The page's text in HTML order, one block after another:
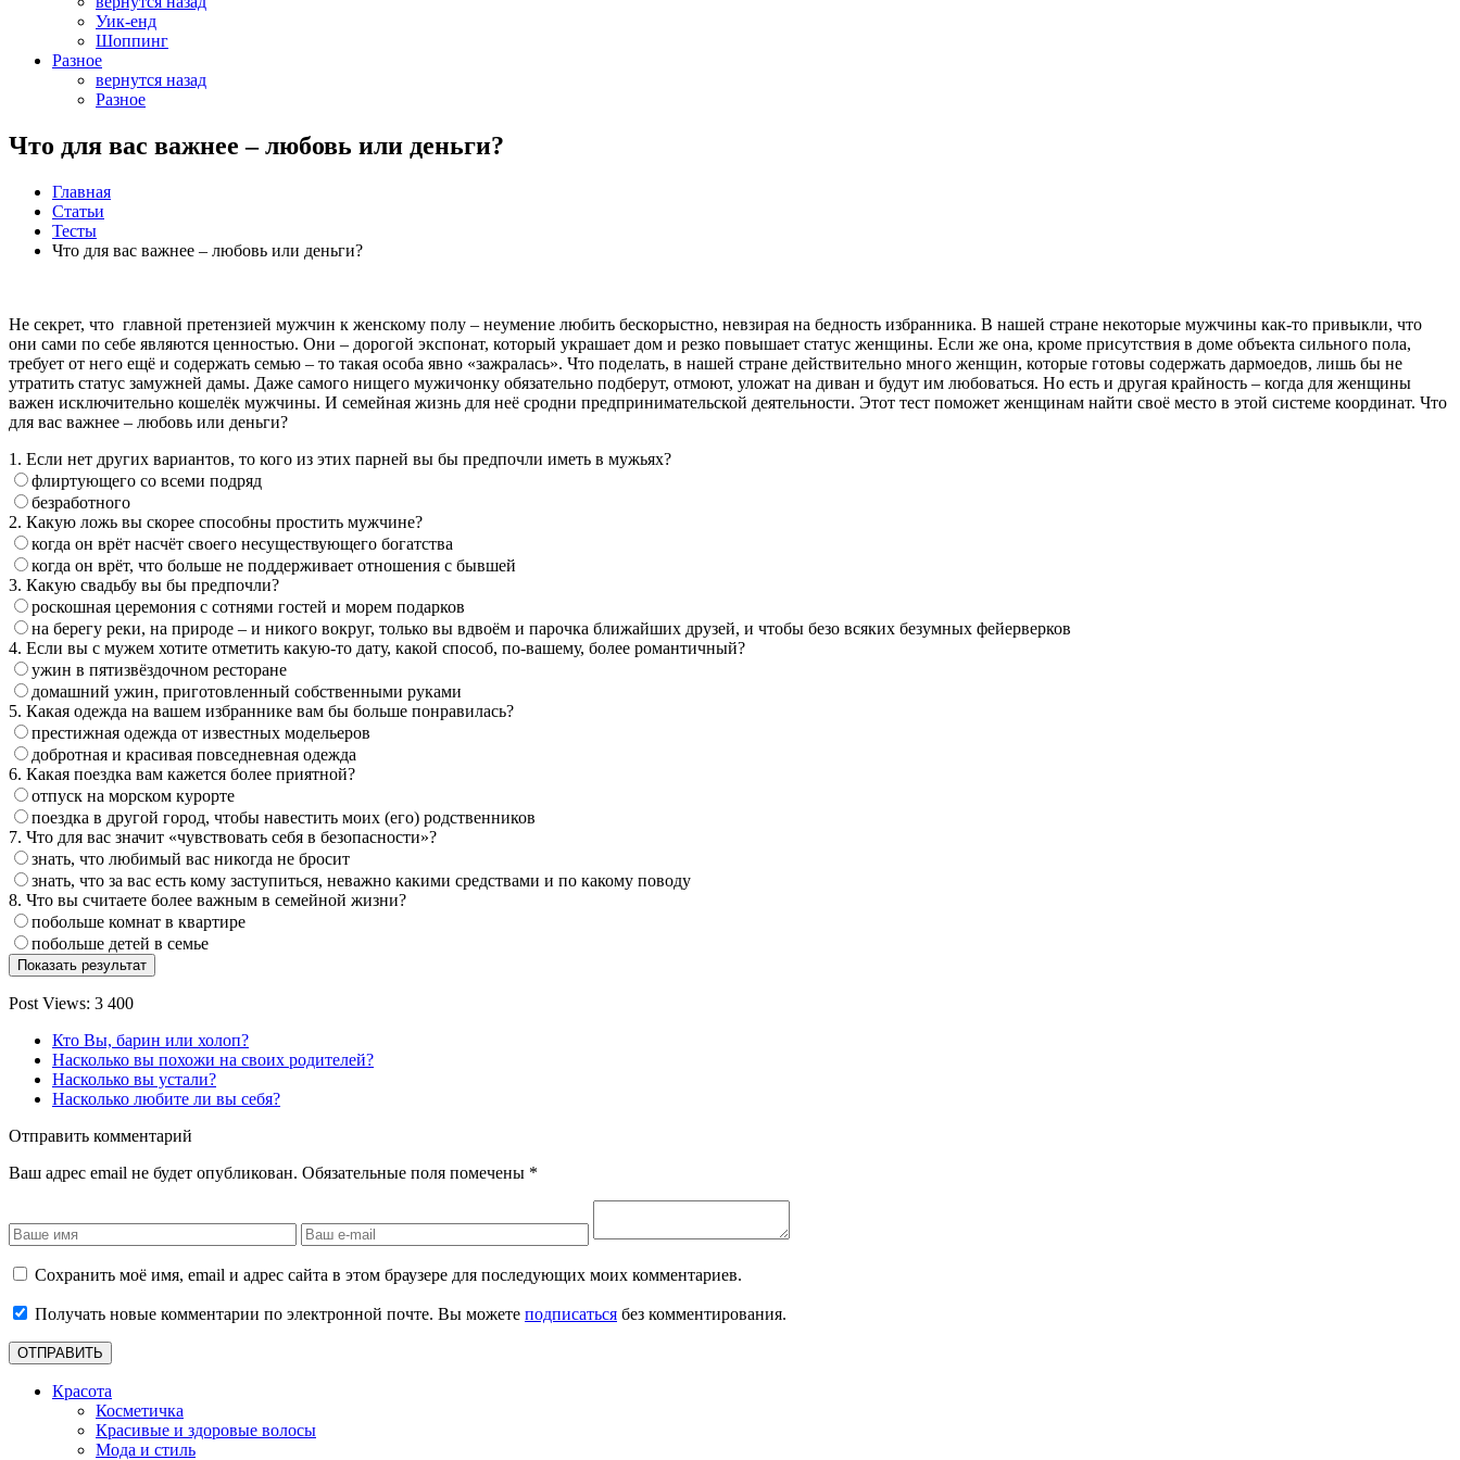
Уик-енд
Шоппинг
Разное
вернутся назад
Разное
Что для вас важнее – любовь или деньги?
Главная
Статьи
Тесты
Что для вас важнее – любовь или деньги?
Не секрет, что главной претензией мужчин к женскому полу – неумение любить бескорыстно, невзирая на бедность избранника. В нашей стране некоторые мужчины как-то привыкли, что
они сами по себе являются ценностью. Они – дорогой экспонат, который украшает дом и резко повышает статус женщины. Если же она, кроме присутствия в доме объекта сильного пола,
требует от него ещё и содержать семью – то такая особа явно «зажралась». Что поделать, в нашей стране действительно много женщин, которые готовы содержать дармоедов, лишь бы не
утратить статус замужней дамы. Даже самого нищего мужичонку обязательно подберут, отмоют, уложат на диван и будут им любоваться. Но есть и другая крайность – когда для женщины
важен исключительно кошелёк мужчины. И семейная жизнь для неё сродни предпринимательской деятельности. Этот тест поможет женщинам найти своё место в этой системе координат. Что
для вас важнее – любовь или деньги?
1. Если нет других вариантов, то кого из этих парней вы бы предпочли иметь в мужьях?
флиртующего со всеми подряд
безработного
2. Какую ложь вы скорее способны простить мужчине?
когда он врёт насчёт своего несуществующего богатства
когда он врёт, что больше не поддерживает отношения с бывшей
3. Какую свадьбу вы бы предпочли?
роскошная церемония с сотнями гостей и морем подарков
на берегу реки, на природе – и никого вокруг, только вы вдвоём и парочка ближайших друзей, и чтобы безо всяких безумных фейерверков
4. Если вы с мужем хотите отметить какую-то дату, какой способ, по-вашему, более романтичный?
ужин в пятизвёздочном ресторане
домашний ужин, приготовленный собственными руками
5. Какая одежда на вашем избраннике вам бы больше понравилась?
престижная одежда от известных модельеров
добротная и красивая повседневная одежда
6. Какая поездка вам кажется более приятной?
отпуск на морском курорте
поездка в другой город, чтобы навестить моих (его) родственников
7. Что для вас значит «чувствовать себя в безопасности»?
знать, что любимый вас никогда не бросит
знать, что за вас есть кому заступиться, неважно какими средствами и по какому поводу
8. Что вы считаете более важным в семейной жизни?
побольше комнат в квартире
побольше детей в семье
Post Views: 3 400
Кто Вы, барин или холоп?
Насколько вы похожи на своих родителей?
Насколько вы устали?
Насколько любите ли вы себя?
Отправить комментарий
Ваш адрес email не будет опубликован. Обязательные поля помечены *
Сохранить моё имя, email и адрес сайта в этом браузере для последующих моих комментариев.
Получать новые комментарии по электронной почте. Вы можете подписаться без комментирования.
Красота
Косметичка
Красивые и здоровые волосы
Мода и стиль